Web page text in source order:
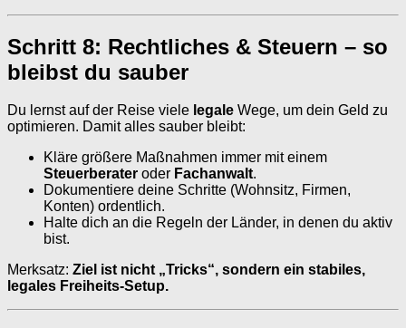
Schritt 8: Rechtliches & Steuern – so
bleibst du sauber
Du lernst auf der Reise viele legale Wege, um dein Geld zu
optimieren. Damit alles sauber bleibt:
Kläre größere Maßnahmen immer mit einem
Steuerberater oder Fachanwalt.
Dokumentiere deine Schritte (Wohnsitz, Firmen,
Konten) ordentlich.
Halte dich an die Regeln der Länder, in denen du aktiv
bist.
Merksatz: Ziel ist nicht „Tricks“, sondern ein stabiles,
legales Freiheits-Setup.